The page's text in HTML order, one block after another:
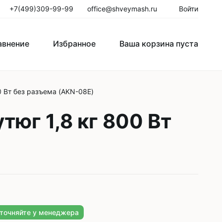
+7(499)309-99-99 office@shveymash.ru Войти
Избранное Ваша корзина пуста
стежка Колонковые швейные машины
Рукавные швейные машины
Двигатели для промышленных
Вт без разъема (AKN-08E)
1,8 кг 800 Вт
у менеджера